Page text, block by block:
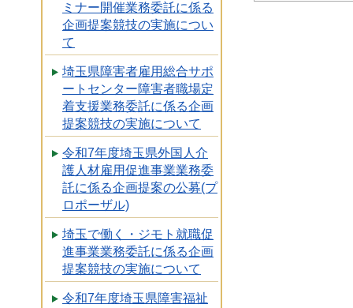
ミナー開催業務委託に係る
企画提案競技の実施につい
て
埼玉県障害者雇用総合サポ
ートセンター障害者職場定
着支援業務委託に係る企画
提案競技の実施について
令和7年度埼玉県外国人介
護人材雇用促進事業業務委
託に係る企画提案の公募(プ
ロポーザル)
埼玉で働く・ジモト就職促
進事業業務委託に係る企画
提案競技の実施について
令和7年度埼玉県障害福祉